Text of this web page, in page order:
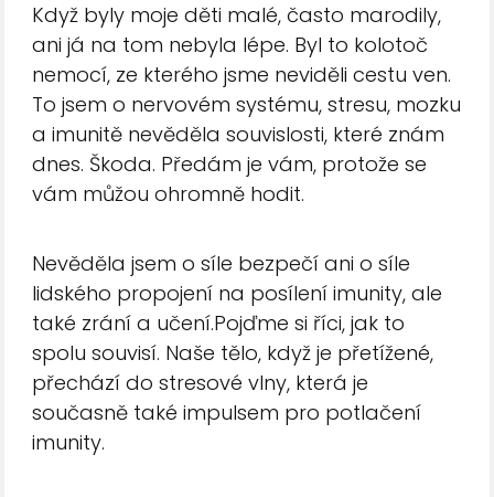
Když byly moje děti malé, často marodily,
ani já na tom nebyla lépe. Byl to kolotoč
nemocí, ze kterého jsme neviděli cestu ven.
To jsem o nervovém systému, stresu, mozku
a imunitě nevěděla souvislosti, které znám
dnes. Škoda. Předám je vám, protože se
vám můžou ohromně hodit.
Nevěděla jsem o síle bezpečí ani o síle
lidského propojení na posílení imunity, ale
také zrání a učení.Pojďme si říci, jak to
spolu souvisí. Naše tělo, když je přetížené,
přechází do stresové vlny, která je
současně také impulsem pro potlačení
imunity.